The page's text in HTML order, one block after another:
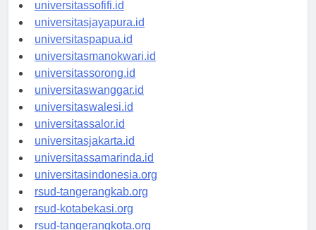
universitassofifi.id
universitasjayapura.id
universitaspapua.id
universitasmanokwari.id
universitassorong.id
universitaswanggar.id
universitaswalesi.id
universitassalor.id
universitasjakarta.id
universitassamarinda.id
universitasindonesia.org
rsud-tangerangkab.org
rsud-kotabekasi.org